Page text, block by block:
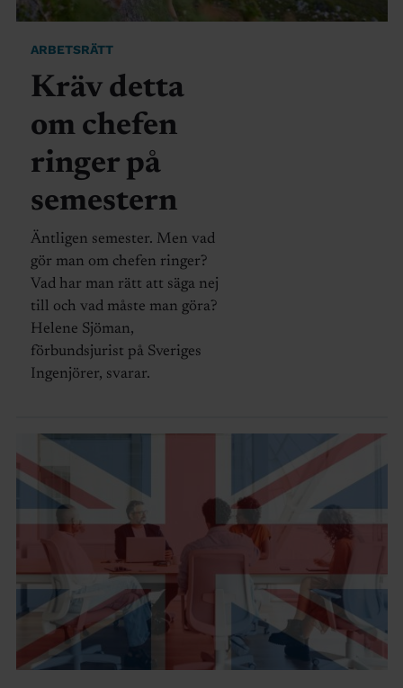
ARBETSRÄTT
Kräv detta
om chefen
ringer på
semestern
Äntligen semester. Men vad
gör man om chefen ringer?
Vad har man rätt att säga nej
till och vad måste man göra?
Helene Sjöman,
förbundsjurist på Sveriges
Ingenjörer, svarar.